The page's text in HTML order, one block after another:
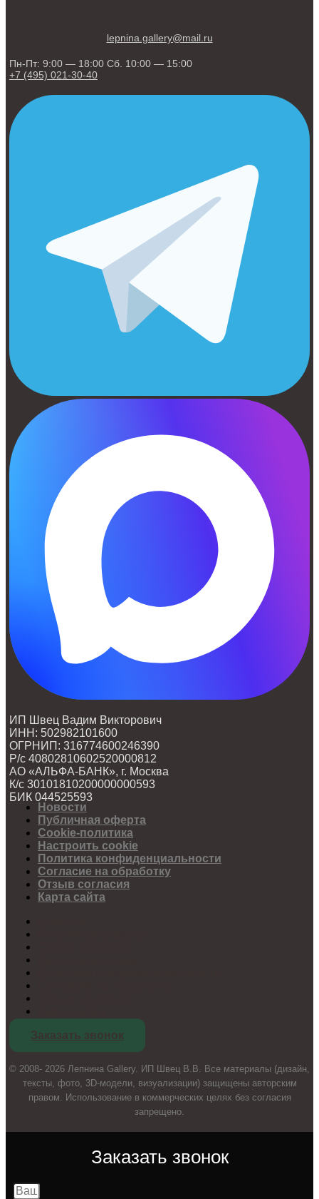
lepnina.gallery@mail.ru
Пн-Пт: 9:00 — 18:00 Сб. 10:00 — 15:00
+7 (495) 021-30-40
ИП Швец Вадим Викторович
ИНН: 502982101600
ОГРНИП: 316774600246390
Р/с 40802810602520000812
АО «АЛЬФА-БАНК», г. Москва
К/с 30101810200000000593
БИК 044525593
Новости
Публичная оферта
Cookie-политика
Настроить cookie
Политика конфиденциальности
Согласие на обработку
Отзыв согласия
Карта сайта
Заказать звонок
© 2008- 2026 Лепнина Gallery. ИП Швец В.В. Все материалы (дизайн,
тексты, фото, 3D-модели, визуализации) защищены авторским
правом. Использование в коммерческих целях без согласия
запрещено.
Заказать звонок